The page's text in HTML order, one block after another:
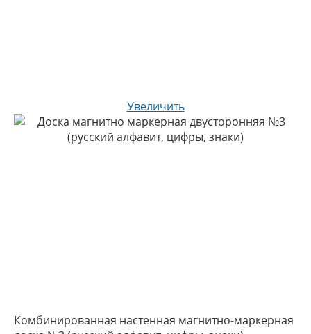
Увеличить
Комбинированная настенная магнитно-маркерная